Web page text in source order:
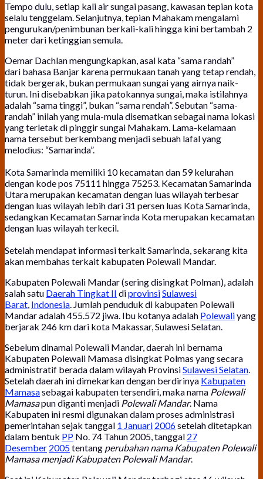
Tempo dulu, setiap kali air sungai pasang, kawasan tepian kota
selalu tenggelam. Selanjutnya, tepian Mahakam mengalami
pengurukan/penimbunan berkali-kali hingga kini bertambah 2
meter dari ketinggian semula.
Oemar Dachlan mengungkapkan, asal kata “sama randah”
dari bahasa Banjar karena permukaan tanah yang tetap rendah,
tidak bergerak, bukan permukaan sungai yang airnya naik-
turun. Ini disebabkan jika patokannya sungai, maka istilahnya
adalah “sama tinggi”, bukan “sama rendah”. Sebutan “sama-
randah” inilah yang mula-mula disematkan sebagai nama lokasi
yang terletak di pinggir sungai Mahakam. Lama-kelamaan
nama tersebut berkembang menjadi sebuah lafal yang
melodius: “Samarinda”.
Kota Samarinda memiliki 10 kecamatan dan 59 kelurahan
dengan kode pos 75111 hingga 75253. Kecamatan Samarinda
Utara merupakan kecamatan dengan luas wilayah terbesar
dengan luas wilayah lebih dari 31 persen luas Kota Samarinda,
sedangkan Kecamatan Samarinda Kota merupakan kecamatan
dengan luas wilayah terkecil.
Setelah mendapat informasi terkait Samarinda, sekarang kita
akan membahas terkait kabupaten Polewali Mandar.
Kabupaten Polewali Mandar (sering disingkat Polman), adalah
salah satu Daerah Tingkat II diprovinsiSulawesi
Barat, Indonesia. Jumlah penduduk di kabupaten Polewali
Mandar adalah 455.572 jiwa. Ibu kotanya adalah Polewaliyang
berjarak 246 km dari kota Makassar, Sulawesi Selatan.
Sebelum dinamai Polewali Mandar, daerah ini bernama
Kabupaten Polewali Mamasa disingkat Polmas yang secara
administratif berada dalam wilayah ProvinsiSulawesi Selatan.
Setelah daerah ini dimekarkan dengan berdirinya Kabupaten
Mamasasebagai kabupaten tersendiri, maka nama Polewali
Mamasapun diganti menjadi Polewali Mandar. Nama
Kabupaten ini resmi digunakan dalam proses administrasi
pemerintahan sejak tanggal 1 Januari 2006setelah ditetapkan
dalam bentuk PP No. 74 Tahun 2005, tanggal 27
Desember 2005tentang perubahan nama Kabupaten Polewali
Mamasa menjadi Kabupaten Polewali Mandar.